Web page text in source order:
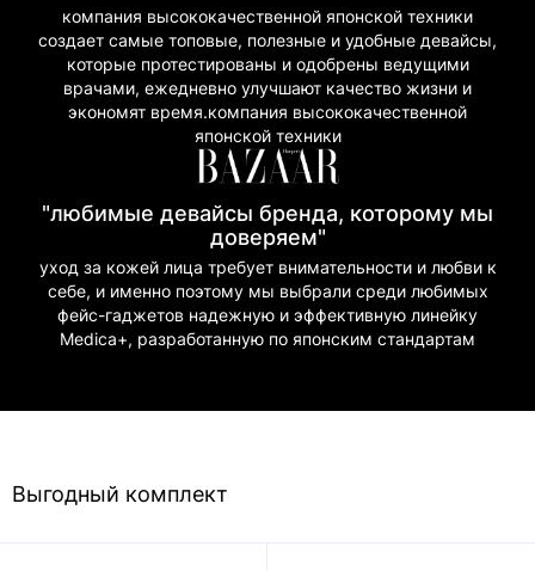
компания высококачественной японской техники
создает самые топовые, полезные и удобные девайсы,
которые протестированы и одобрены ведущими
врачами, ежедневно улучшают качество жизни и
экономят время.компания высококачественной
японской техники
"любимые девайсы бренда, которому мы
доверяем"
уход за кожей лица требует внимательности и любви к
себе, и именно поэтому мы выбрали среди любимых
фейс-гаджетов надежную и эффективную линейку
Medica+, разработанную по японским стандартам
Выгодный комплект